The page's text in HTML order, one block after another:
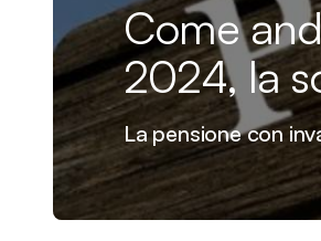
Come
2024, la
La pensione con